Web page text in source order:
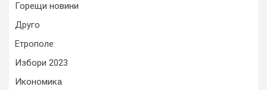
Горещи новини
Друго
Етрополе
Избори 2023
Икономика